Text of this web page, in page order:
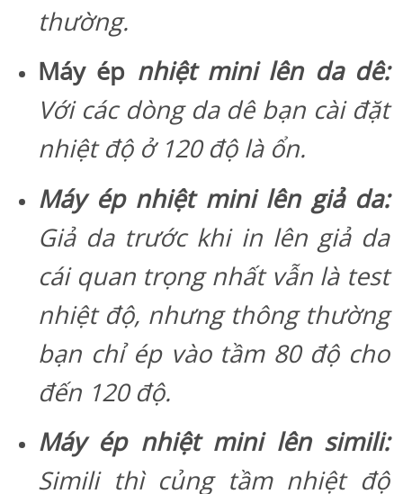
thường.
Máy ép nhiệt mini lên da dê:
Với các dòng da dê bạn cài đặt
nhiệt độ ở 120 độ là ổn.
Máy ép nhiệt mini lên giả da:
Giả da trước khi in lên giả da
cái quan trọng nhất vẫn là test
nhiệt độ, nhưng thông thường
bạn chỉ ép vào tầm 80 độ cho
đến 120 độ.
Máy ép nhiệt mini lên simili:
Simili thì củng tầm nhiệt độ